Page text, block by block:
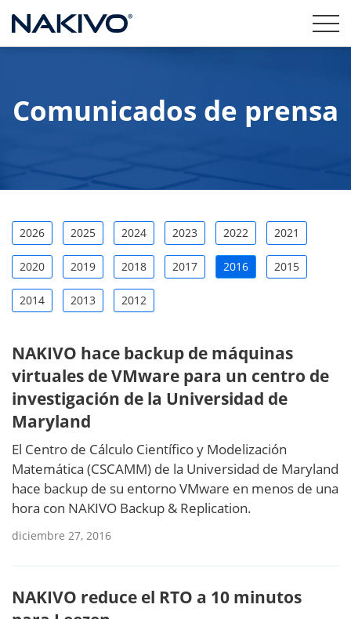
Comunicados de prensa
2026 2025 2024 2023 2022 2021
2020 2019 2018 2017 2016 2015
2014 2013 2012
NAKIVO hace backup de máquinas
virtuales de VMware para un centro de
investigación de la Universidad de
Maryland
El Centro de Cálculo Científico y Modelización
Matemática (CSCAMM) de la Universidad de Maryland
hace backup de su entorno VMware en menos de una
hora con NAKIVO Backup & Replication.
diciembre 27, 2016
NAKIVO reduce el RTO a 10 minutos